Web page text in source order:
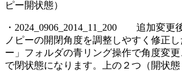
ピー開状態）
・2024_0906_2014_11_200 追加変更
ノピーの開閉角度を調整しやすく修正
ー」フォルダの青リング操作で角度変更
で閉状態になります。上の２つ（開状